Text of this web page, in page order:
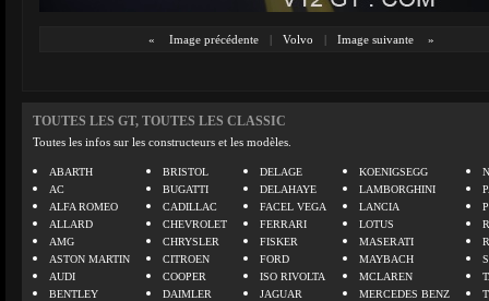
« Image précédente | Volvo | Image suivante »
TOUTES LES GT, TOUTES LES CLASSIC
Toutes les infos sur les constructeurs et les modèles.
ABARTH
AC
ALFA ROMEO
ALLARD
AMG
ASTON MARTIN
AUDI
BENTLEY
BRISTOL
BUGATTI
CADILLAC
CHEVROLET
CHRYSLER
CITROEN
COOPER
DAIMLER
DELAGE
DELAHAYE
FACEL VEGA
FERRARI
FISKER
FORD
ISO RIVOLTA
JAGUAR
KOENIGSEGG
LAMBORGHINI
LANCIA
LOTUS
MASERATI
MAYBACH
MCLAREN
MERCEDES BENZ